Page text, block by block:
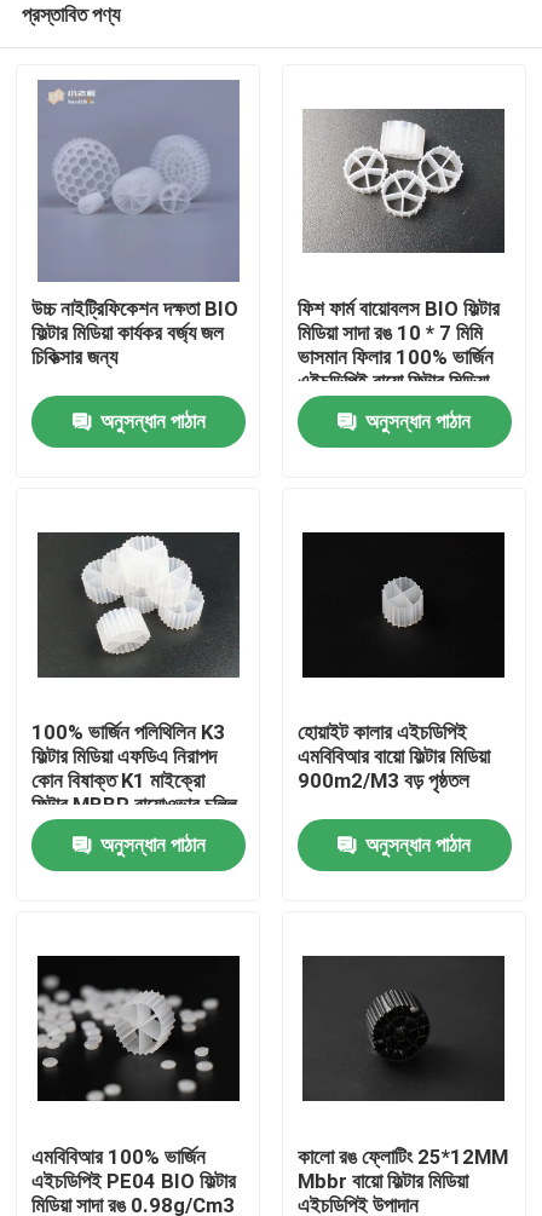
আমাদের সম্পর্কে
কারখানা ভ্রমণ
মান নিয়ন্ত্রণ
ব্লগ
উদ্ধৃতির জন্য আবেদন
এমবিবিআর বায়ো মিডিয়া
প্রস্তাবিত পণ্য
উচ্চ নাইট্রিফিকেশন দক্ষতা BIO
ফিল্টার মিডিয়া কার্যকর বর্জ্য জল
চিকিত্সার জন্য
অনুসন্ধান পাঠান
ফিশ ফার্ম বায়োবলস BIO ফিল্টার
মিডিয়া সাদা রঙ 10 * 7 মিমি
ভাসমান ফিলার 100% ভার্জিন
এইচডিপিই বায়ো ফিল্টার মিডিয়া
অনুসন্ধান পাঠান
100% ভার্জিন পলিথিলিন K3
ফিল্টার মিডিয়া এফডিএ নিরাপদ
কোন বিষাক্ত K1 মাইক্রো
ফিল্টার MBBR বায়োওভার চুল্লি
চীন প্রস্তুতকারকের
অনুসন্ধান পাঠান
হোয়াইট কালার এইচডিপিই
এমবিবিআর বায়ো ফিল্টার মিডিয়া
900m2/M3 বড় পৃষ্ঠতল
অনুসন্ধান পাঠান
এমবিবিআর 100% ভার্জিন
এইচডিপিই PE04 BIO ফিল্টার
মিডিয়া সাদা রঙ 0.98g/Cm3
কালো রঙ ফ্লোটিং 25*12MM
Mbbr বায়ো ফিল্টার মিডিয়া
এইচডিপিই উপাদান